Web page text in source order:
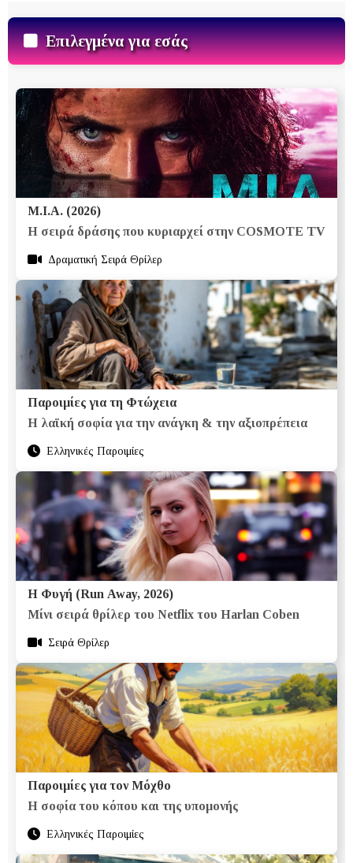
Επιλεγμένα για εσάς
M.I.A. (2026)
Η σειρά δράσης που κυριαρχεί στην COSMOTE TV
Δραματική Σειρά Θρίλερ
Παροιμίες για τη Φτώχεια
Η λαϊκή σοφία για την ανάγκη & την αξιοπρέπεια
Ελληνικές Παροιμίες
Η Φυγή (Run Away, 2026)
Μίνι σειρά θρίλερ του Netflix του Harlan Coben
Σειρά Θρίλερ
Παροιμίες για τον Μόχθο
Η σοφία του κόπου και της υπομονής
Ελληνικές Παροιμίες